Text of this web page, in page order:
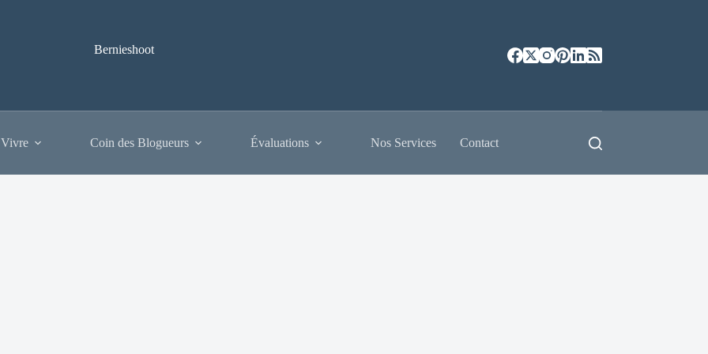
Bernieshoot
Coin des Blogueurs Évaluations Nos Services Contact